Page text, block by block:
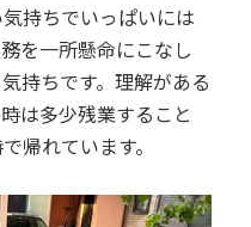
持ちでいっぱいには
を一所懸命にこなし
持ちです。理解がある
は多少残業すること
帰れています。